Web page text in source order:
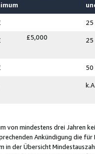
25
£5,000 25
50
von mindestens drei Jahren
Ankündigung die
in der Übersicht